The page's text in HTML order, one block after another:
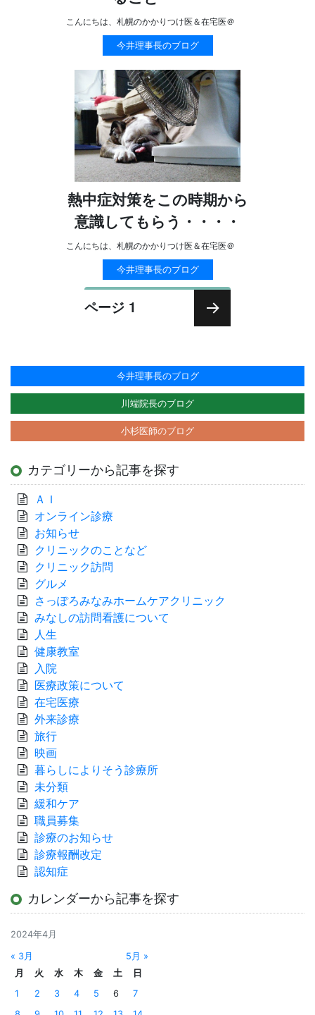
こんにちは、札幌のかかりつけ医＆在宅医＠
今井理事長のブログ
熱中症対策をこの時期から
意識してもらう・・・・
こんにちは、札幌のかかりつけ医＆在宅医＠
今井理事長のブログ
投
ー
シ
ョ
ページ 1
今井理事長のブログ
川端院長のブログ
小杉医師のブログ
カテゴリーから記事を探す
ＡＩ
オンライン診療
お知らせ
クリニックのことなど
クリニック訪問
グルメ
さっぽろみなみホームケアクリニック
みなしの訪問看護について
人生
健康教室
入院
医療政策について
在宅医療
外来診療
旅行
映画
暮らしによりそう診療所
未分類
緩和ケア
職員募集
診療のお知らせ
診療報酬改定
認知症
カレンダーから記事を探す
2024年4月
« 3月
5月 »
月
火 水 木 金 土
日
1
2 3 4 5 6
7